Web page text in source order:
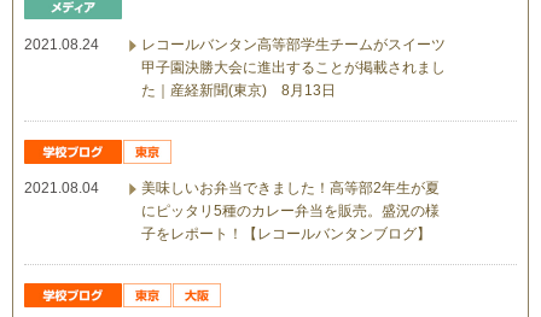
2021.08.24
レコールバンタン高等部学生チームがスイーツ
甲子園決勝大会に進出することが掲載されまし
た｜産経新聞(東京) 8月13日
2021.08.04
美味しいお弁当できました！高等部2年生が夏
にピッタリ5種のカレー弁当を販売。盛況の様
子をレポート！【レコールバンタンブログ】